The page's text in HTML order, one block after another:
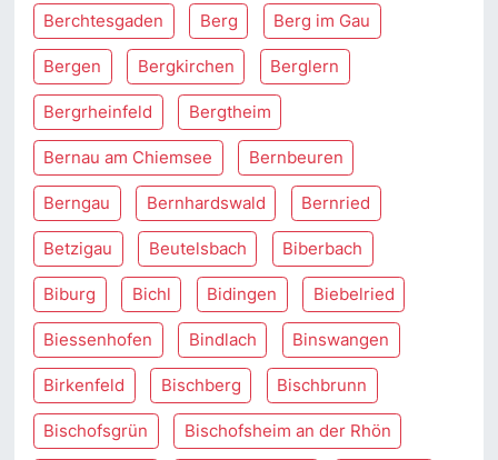
Berchtesgaden Berg Berg im Gau
Bergen Bergkirchen Berglern
Bergrheinfeld Bergtheim
Bernau am Chiemsee Bernbeuren
Berngau Bernhardswald Bernried
Betzigau Beutelsbach Biberbach
Biburg Bichl Bidingen Biebelried
Biessenhofen Bindlach Binswangen
Birkenfeld Bischberg Bischbrunn
Bischofsgrün Bischofsheim an der Rhön